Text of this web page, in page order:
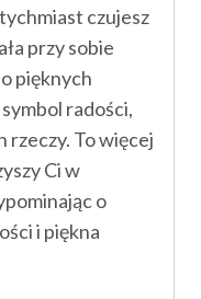
czujesz
przy sobie
pięknych
radości,
rzeczy. To więcej
Ci w
o
i piękna